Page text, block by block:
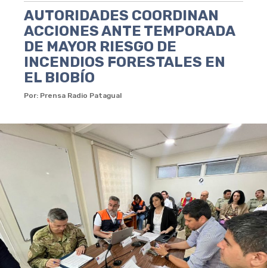
AUTORIDADES COORDINAN
ACCIONES ANTE TEMPORADA
DE MAYOR RIESGO DE
INCENDIOS FORESTALES EN
EL BIOBÍO
Por: Prensa Radio Patagual